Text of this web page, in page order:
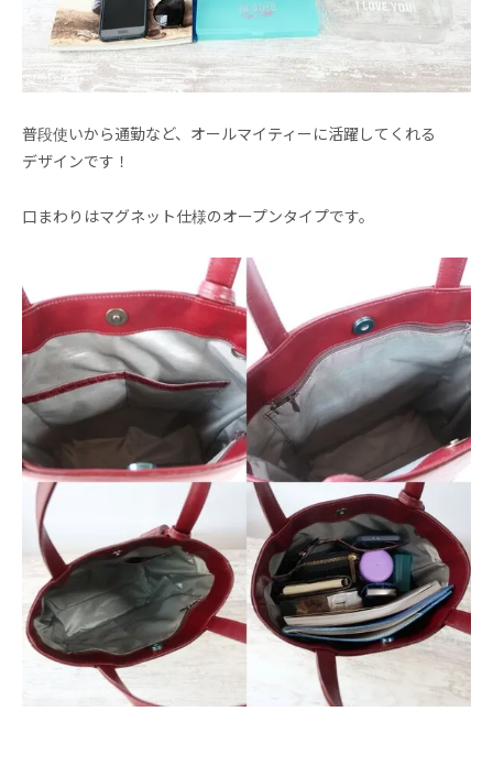
普段使いから通勤など、オールマイティーに活躍してくれる
デザインです！
口まわりはマグネット仕様のオープンタイプです。